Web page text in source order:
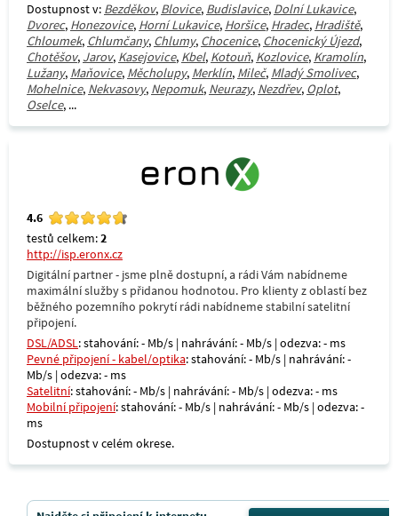
Dostupnost v: Bezděkov, Blovice, Budislavice, Dolní Lukavice,
Dvorec, Honezovice, Horní Lukavice, Horšice, Hradec, Hradiště,
Chloumek, Chlumčany, Chlumy, Chocenice, Chocenický Újezd,
Chotěšov, Jarov, Kasejovice, Kbel, Kotouň, Kozlovice, Kramolín,
Lužany, Maňovice, Měcholupy, Merklín, Mileč, Mladý Smolivec,
Mohelnice, Nekvasovy, Nepomuk, Neurazy, Nezdřev, Oplot,
Oselce, ...
4.6
testů celkem:2
http://isp.eronx.cz
Digitální partner - jsme plně dostupní, a rádi Vám nabídneme
maximální služby s přidanou hodnotou. Pro klienty z oblastí bez
běžného pozemního pokrytí rádi nabídneme stabilní satelitní
připojení.
DSL/ADSL: stahování: - Mb/s | nahrávání: - Mb/s | odezva: - ms
Pevné připojení - kabel/optika: stahování: - Mb/s | nahrávání: -
Mb/s | odezva: - ms
Satelitní: stahování: - Mb/s | nahrávání: - Mb/s | odezva: - ms
Mobilní připojení: stahování: - Mb/s | nahrávání: - Mb/s | odezva: -
ms
Dostupnost v celém okrese.